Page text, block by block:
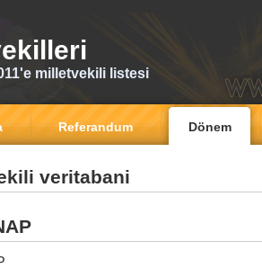
milletvekili listesi
Referandum Dönem
veritabani